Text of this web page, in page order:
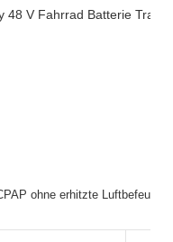
ohne erhitzte